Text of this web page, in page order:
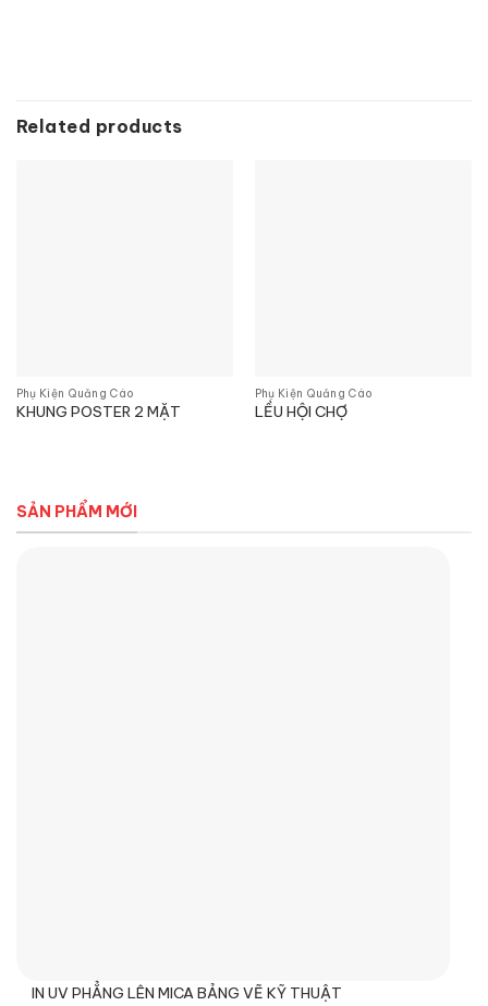
Related products
Phụ Kiện Quảng Cáo
KHUNG POSTER 2 MẶT
Phụ Kiện Quảng Cáo
LỀU HỘI CHỢ
SẢN PHẨM MỚI
IN UV PHẲNG LÊN MICA BẢNG VẼ KỸ THUẬT